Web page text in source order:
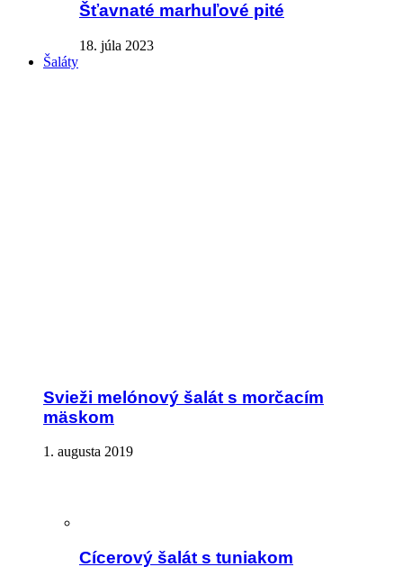
Šťavnaté marhuľové pité
18. júla 2023
Šaláty
Svieži melónový šalát s morčacím
mäskom
1. augusta 2019
Cícerový šalát s tuniakom